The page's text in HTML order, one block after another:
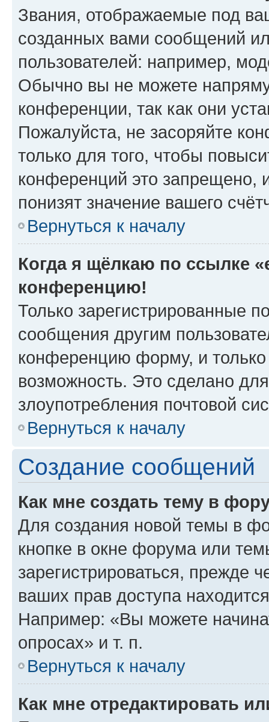
Звания, отображаемые под
созданных вами сообщений
пользователей: например,
Обычно вы не можете
конференции, так как они
Пожалуйста, не засоряйте
только для того, чтобы
конференций это запрещено,
понизят значение вашего
Вернуться к началу
Когда я щёлкаю по ссылке
конференцию!
Только зарегистрированные
сообщения другим
конференцию форму, и
возможность. Это сделано
злоупотребления почтовой
Вернуться к началу
Создание сообщений
Как мне создать тему в
Для создания новой темы в
кнопке в окне форума или
зарегистрироваться, прежде
ваших прав доступа
Например: «Вы можете
опросах» и т. п.
Вернуться к началу
Как мне отредактировать